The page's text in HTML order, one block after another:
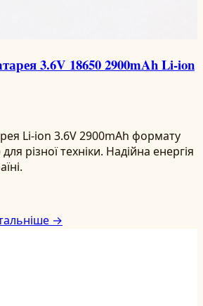
3.6V 18650 2900mAh Li-ion
Li-ion 3.6V 2900mAh формату
різної техніки. Надійна енергія
→